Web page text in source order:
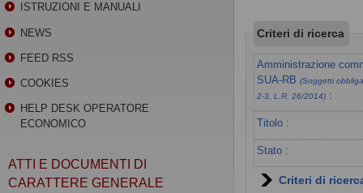
Criteri di ricerca
Amministrazione
SUA-RB(Soggetti
2-3, L.R. 26/2014) :
Titolo :
Stato :
Criteri di
ISTRUZIONI E MANUALI
NEWS
FEED RSS
COOKIES
HELP DESK OPERATORE
ECONOMICO
ATTI E DOCUMENTI DI
CARATTERE GENERALE